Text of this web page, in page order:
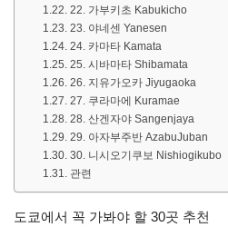
22. 가부키초 Kabukicho
23. 야네센 Yanesen
24. 카마타 Kamata
25. 시바마타 Shibamata
26. 지유가오카 Jiyugaoka
27. 쿠라마에 Kuramae
28. 산겐자야 Sangenjaya
29. 아자부주반 AzabuJuban
30. 니시오기쿠보 Nishiogikubo
관련
도쿄에서 꼭 가봐야 할 30곳 추천